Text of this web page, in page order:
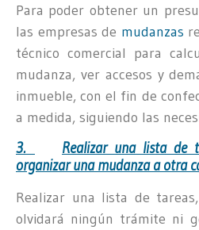
Para poder obtener un
las empresas de mudanzas
técnico comercial para
mudanza, ver accesos y
inmueble, con el fin de
a medida, siguiendo las
3.
Realizar una lista de
organizar una mudanza a otra
Realizar una lista de
olvidará ningún trámite ni